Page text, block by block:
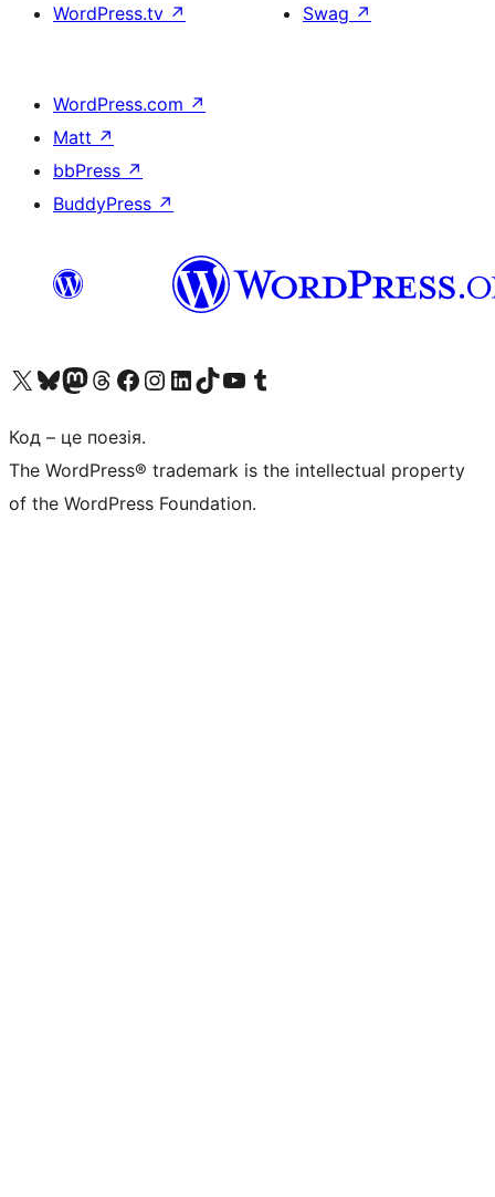
WordPress.tv ↗
Swag ↗
WordPress.com ↗
Matt ↗
bbPress ↗
BuddyPress ↗
Visit our X (formerly Twitter) account
Visit our Bluesky account
Завітайте до нашої стрічки в Mastodon
Visit our Threads account
Завітайте на нашу сторінку в Facebook
Visit our Instagram account
Visit our LinkedIn account
Visit our TikTok account
Visit our YouTube channel
Visit our Tumblr account
Код – це поезія.
The WordPress® trademark is the intellectual property
of the WordPress Foundation.